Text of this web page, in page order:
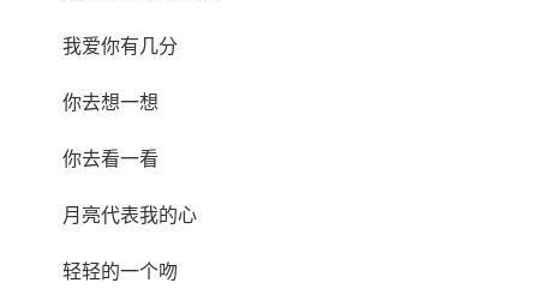
我爱你有几分
你去想一想
你去看一看
月亮代表我的心
轻轻的一个吻